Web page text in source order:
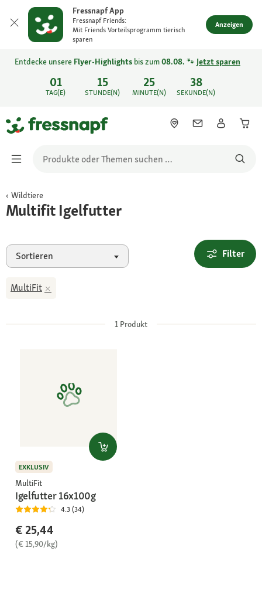
Fressnapf App
Fressnapf Friends:
Mit Friends Vorteilsprogramm tierisch
sparen
Anzeigen
01
TAG(E)
15
STUNDE(N)
25
MINUTE(N)
38
SEKUNDE(N)
Entdecke unsere Flyer-Highlights bis zum08.08. 🐾 Jetzt sparen
Wildtiere
Multifit Igelfutter
Sortieren Filter
MultiFit
1 Produkt
EXKLUSIV
MultiFit
Igelfutter 16x100g
4.3 (34)
€ 25,44
(€ 15,90/kg)